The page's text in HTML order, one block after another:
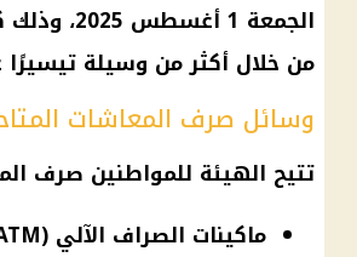
الجمعة 1 أغسطس 2025، وذلك كما هو معتاد شهريًا، على أن يُصرف
من خلال أكثر من وسيلة
وسائل صرف المعاشات
تتيح الهيئة للمواطنين صرف
ماكينات الصراف الآلي (ATM) التابعة للبنوك المصرية